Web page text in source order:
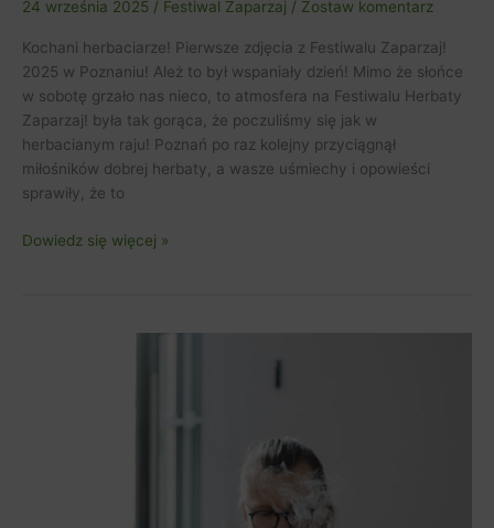
24 września 2025 / Festiwal Zaparzaj / Zostaw komentarz
Kochani herbaciarze! Pierwsze zdjęcia z Festiwalu Zaparzaj!
2025 w Poznaniu! Ależ to był wspaniały dzień! Mimo że słońce
w sobotę grzało nas nieco, to atmosfera na Festiwalu Herbaty
Zaparzaj! była tak gorąca, że poczuliśmy się jak w
herbacianym raju! Poznań po raz kolejny przyciągnął
miłośników dobrej herbaty, a wasze uśmiechy i opowieści
sprawiły, że to
Dowiedz się więcej »